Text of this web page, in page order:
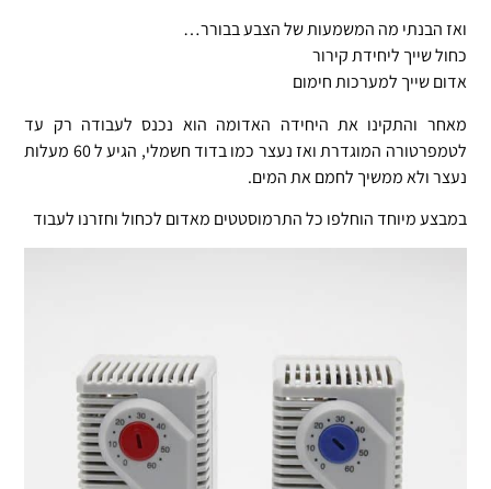
ואז הבנתי מה המשמעות של הצבע בבורר…
כחול שייך ליחידת קירור
אדום שייך למערכות חימום
מאחר והתקינו את היחידה האדומה הוא נכנס לעבודה רק עד
לטמפרטורה המוגדרת ואז נעצר כמו בדוד חשמלי, הגיע ל 60 מעלות
נעצר ולא ממשיך לחמם את המים.
במבצע מיוחד הוחלפו כל התרמוסטטים מאדום לכחול וחזרנו לעבוד